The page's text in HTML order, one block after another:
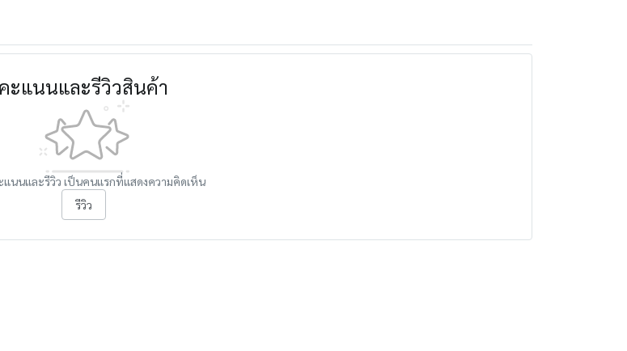
คะแนนและรีวิวสินค้า
แนนและรีวิว เป็นคนแรกที่แสดงความคิดเห็น
รีวิว